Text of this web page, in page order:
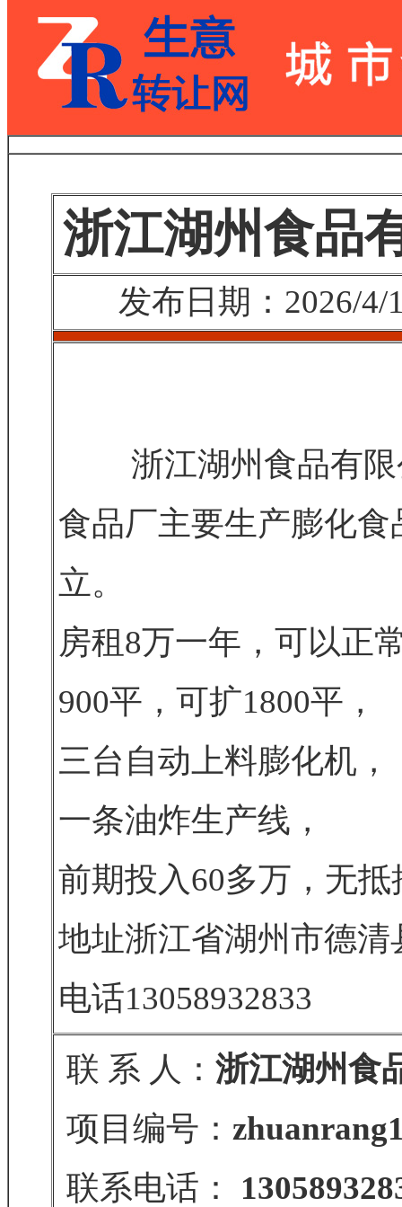
浙江湖州食品
发布日期：
浙江湖州食品有限
食品厂主要生产膨化
立。
房租8万一年，可以正
900平，可扩1800平，
三台自动上料膨化机，
一条油炸生产线，
前期投入60多万，无抵
地址浙江省湖州市德清
电话13058932833
联 系 人： 浙江湖州食
项目编号：
联系电话：